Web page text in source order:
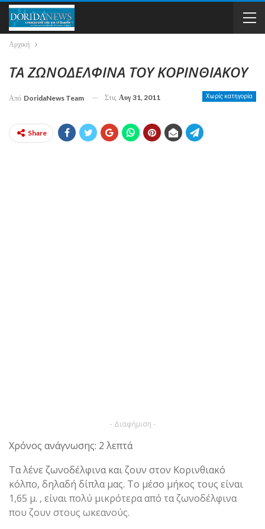
Αρχική
ΤΑ ΖΩΝΟΔΕΛΦΙΝΑ ΤΟΥ ΚΟΡΙΝΘΙΑΚΟΥ
Χωρίς κατηγορία
Από DoridaNews Team Στις Αυγ 31, 2011
Share
- Διαφήμιση -
Χρόνος ανάγνωσης: 2 λεπτά
Τα λένε ζωνοδέλφινα και ζουν στον Κορινθιακό
κόλπο, δηλαδή δίπλα μας. Το μέσο μήκος τους είναι
1,65 μ. , είναι πολύ μικρότερα από τα ζωνοδέλφινα
που ζουν στους ωκεανούς.